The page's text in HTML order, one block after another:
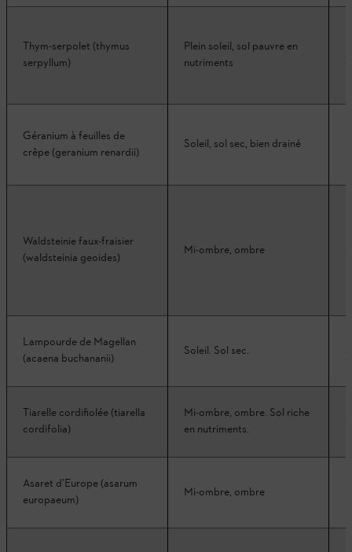
Thym-serpolet (thymus
serpyllum)
Plein soleil, sol pauvre en
nutriments
Géranium à feuilles de
crêpe (geranium renardii)
Soleil, sol sec, bien drainé
Waldsteinie faux-fraisier
(waldsteinia geoides)
Mi-ombre, ombre
Lampourde de Magellan
(acaena buchananii)
Soleil. Sol sec.
Tiarelle cordifiolée (tiarella
cordifolia)
Mi-ombre, ombre. Sol riche
en nutriments.
Asaret d’Europe (asarum
europaeum)
Mi-ombre, ombre